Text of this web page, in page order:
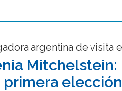
argentina de visita
primera